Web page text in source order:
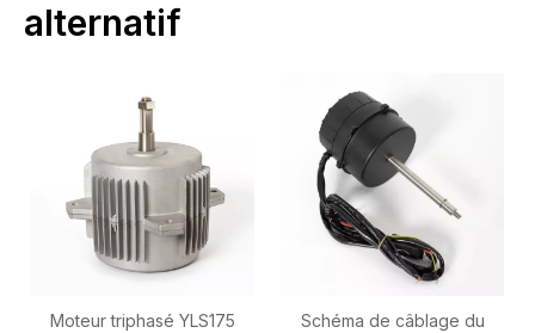
alternatif
Moteur triphasé YLS175
Schéma de câblage du